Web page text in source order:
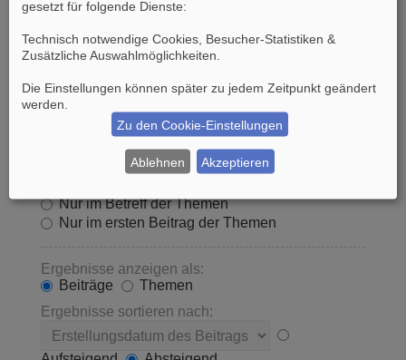
Unterforen durchsuchen:
Nein
Innerhalb suchen:
Betreff und Text der Beiträge
Nur im Betreff der Themen
Nur im ersten Beitrag der Themen
Ergebnisse anzeigen als:
Beiträge
Themen
Ergebnisse sortieren nach:
gesetzt für folgende Dienste:
Technisch notwendige Cookies, Besucher-Statistiken &
Zusätzliche Auswahlmöglichkeiten
Die Einstellungen können später zu jedem Zeitpunkt geändert
werden.
Zu den Cookie-Einstellungen
Ablehnen Akzeptieren